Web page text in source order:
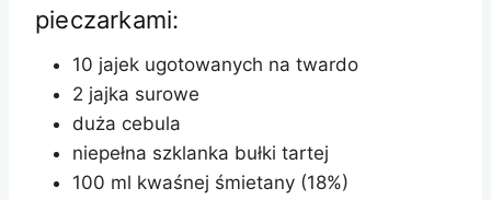
pieczarkami:
10 jajek ugotowanych na twardo
2 jajka surowe
duża cebula
niepełna szklanka bułki tartej
100 ml kwaśnej śmietany (18%)